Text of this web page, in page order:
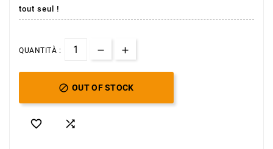
tout seul !
QUANTITÀ :
 OUT OF STOCK
 